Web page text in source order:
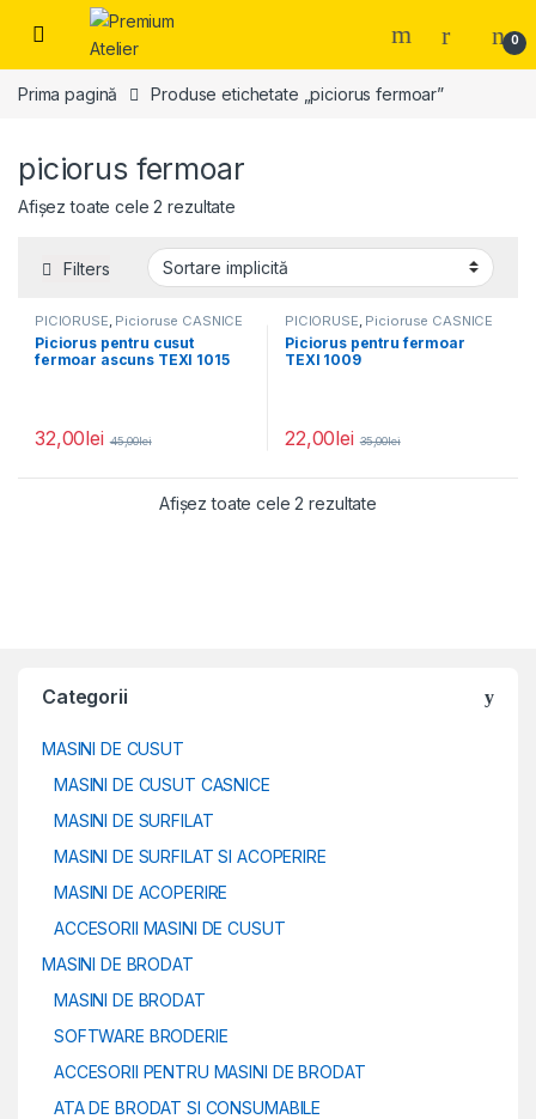
Skip to navigation
Skip to content
0
Prima pagină Produse etichetate „piciorus fermoar”
piciorus fermoar
Afișez toate cele 2 rezultate
Filters
PICIORUSE, Picioruse CASNICE
Piciorus pentru cusut
fermoar ascuns TEXI 1015
32,00lei 45,00lei
PICIORUSE, Picioruse CASNICE
Piciorus pentru fermoar
TEXI 1009
22,00lei 35,00lei
Afișez toate cele 2 rezultate
Categorii
MASINI DE CUSUT
MASINI DE CUSUT CASNICE
MASINI DE SURFILAT
MASINI DE SURFILAT SI ACOPERIRE
MASINI DE ACOPERIRE
ACCESORII MASINI DE CUSUT
MASINI DE BRODAT
MASINI DE BRODAT
SOFTWARE BRODERIE
ACCESORII PENTRU MASINI DE BRODAT
ATA DE BRODAT SI CONSUMABILE